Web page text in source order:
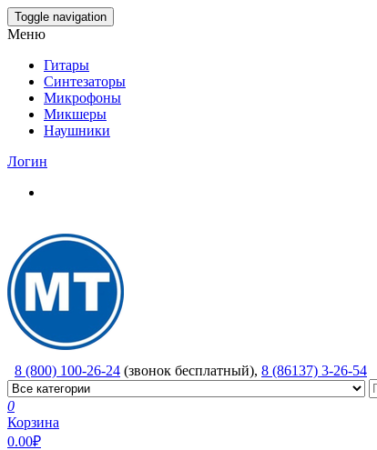
Skip
to
content
Toggle navigation
Меню
Гитары
Синтезаторы
Микрофоны
Микшеры
Наушники
Логин
8 (800) 100-26-24 (звонок бесплатный), 8 (86137) 3-26-54
0
Корзина
0.00₽